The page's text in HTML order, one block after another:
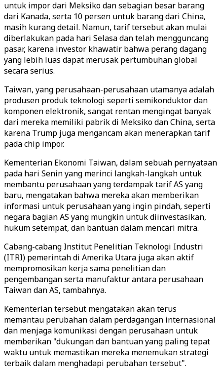
untuk impor dari Meksiko dan sebagian besar barang
dari Kanada, serta 10 persen untuk barang dari China,
masih kurang detail. Namun, tarif tersebut akan mulai
diberlakukan pada hari Selasa dan telah mengguncang
pasar, karena investor khawatir bahwa perang dagang
yang lebih luas dapat merusak pertumbuhan global
secara serius.
Taiwan, yang perusahaan-perusahaan utamanya adalah
produsen produk teknologi seperti semikonduktor dan
komponen elektronik, sangat rentan mengingat banyak
dari mereka memiliki pabrik di Meksiko dan China, serta
karena Trump juga mengancam akan menerapkan tarif
pada chip impor.
Kementerian Ekonomi Taiwan, dalam sebuah pernyataan
pada hari Senin yang merinci langkah-langkah untuk
membantu perusahaan yang terdampak tarif AS yang
baru, mengatakan bahwa mereka akan memberikan
informasi untuk perusahaan yang ingin pindah, seperti
negara bagian AS yang mungkin untuk diinvestasikan,
hukum setempat, dan bantuan dalam mencari mitra.
Cabang-cabang Institut Penelitian Teknologi Industri
(ITRI) pemerintah di Amerika Utara juga akan aktif
mempromosikan kerja sama penelitian dan
pengembangan serta manufaktur antara perusahaan
Taiwan dan AS, tambahnya.
Kementerian tersebut mengatakan akan terus
memantau perubahan dalam perdagangan internasional
dan menjaga komunikasi dengan perusahaan untuk
memberikan "dukungan dan bantuan yang paling tepat
waktu untuk memastikan mereka menemukan strategi
terbaik dalam menghadapi perubahan tersebut".